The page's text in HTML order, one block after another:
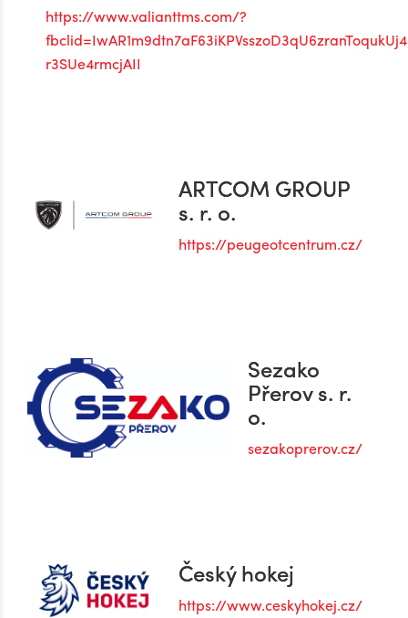
https://www.valianttms.com/?
r3SUe4rmcjAII
ARTCOM GROUP
s. r. o.
https://peugeotcentrum.cz/
Sezako
Přerov s. r.
o.
sezakoprerov.cz/
Český hokej
https://www.ceskyhokej.cz/